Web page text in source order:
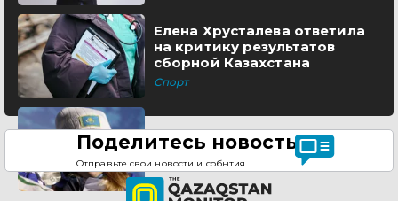
Елена Хрусталева ответила
на критику результатов
сборной Казахстана
Спорт
Поделитесь новостью
Отправьте свои новости и события